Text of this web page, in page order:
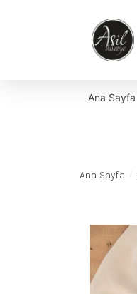
Ana Sayfa
Ana Sayfa /